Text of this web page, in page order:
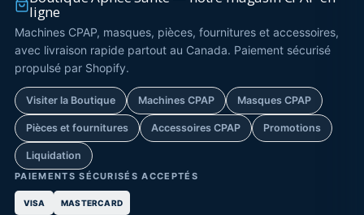
ligne
Machines CPAP, masques, pièces, fournitures et accessoires,
avec livraison rapide partout au Canada. Paiement sécurisé
propulsé par Shopify.
Visiter la Boutique Machines CPAP Masques CPAP
Pièces et fournitures Accessoires CPAP Promotions
Liquidation
PAIEMENTS SÉCURISÉS ACCEPTÉS
VISA MASTERCARD